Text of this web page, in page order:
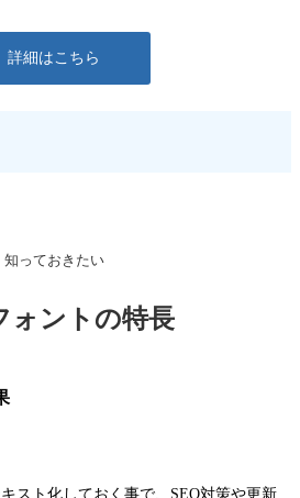
詳細はこちら
ォントの特長
知っておきたい
スト化しておく事で、SEO対策や更新